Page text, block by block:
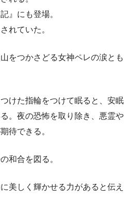
』にも登場。
れていた。
をつかさどる女神ペレの涙とも
けた指輪をつけて眠ると、安眠
。夜の恐怖を取り除き、悪霊や
待できる。
和合を図る。
美しく輝かせる力があると伝え